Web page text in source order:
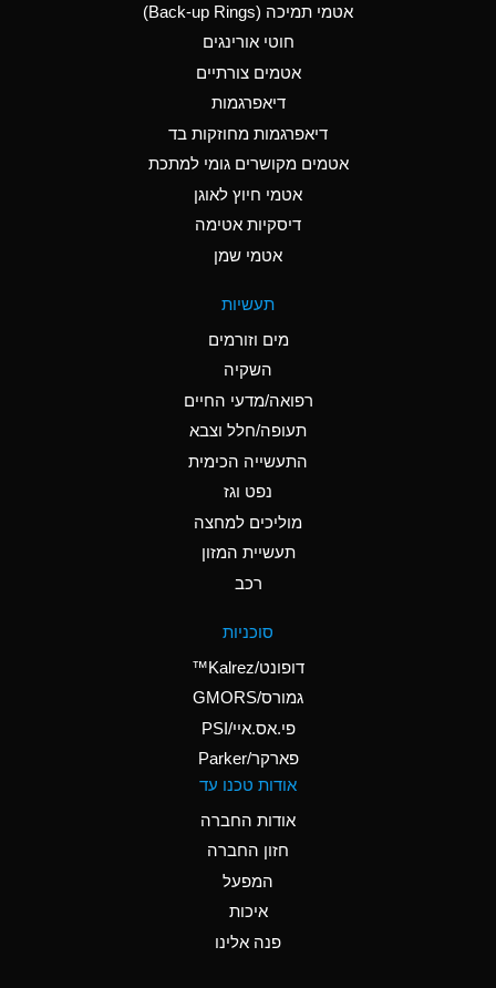
Aluminum Phosphate
Ammonia Anhydrous
D
Ammonia Gas (cold)
D
Ammonia Gas (hot)
Ammonium Hydroxide
B
Ammonium Nitrate
Ammonium Nitrite
Ammonium Persulfate
Ammonium Phosphate
A
Ammonium Sulfate
B
Amyl Acetate (Banana
אטמי תמיכה (Back-up Rings)
חוטי אורינגים
אטמים צורתיים
דיאפרגמות
דיאפרגמות מחוזקות בד
אטמים מקושרים גומי למתכת
אטמי חיוץ לאוגן
דיסקיות אטימה
אטמי שמן
תעשיות
מים וזורמים
השקיה
רפואה/מדעי החיים
תעופה/חלל וצבא
התעשייה הכימית
נפט וגז
מוליכים למחצה
תעשיית המזון
רכב
סוכניות
דופונט/Kalrez™
גמורס/GMORS
פי.אס.איי/PSI
פארקר/Parker
אודות טכנו עד
אודות החברה
חזון החברה
המפעל
איכות
פנה אלינו